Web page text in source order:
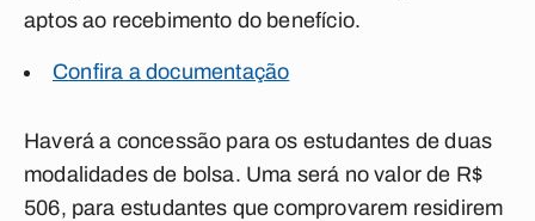
aptos ao recebimento do benefício.
Confira a documentação
Haverá a concessão para os estudantes de duas
modalidades de bolsa. Uma será no valor de R$
506, para estudantes que comprovarem residirem